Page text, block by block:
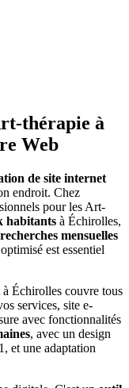
thérapie à
Web
de site internet
endroit. Chez
pour les Art-
habitants à Échirolles,
mensuelles
est essentiel
à Échirolles couvre tous
services, site e-
avec fonctionnalités
, avec un design
et une adaptation